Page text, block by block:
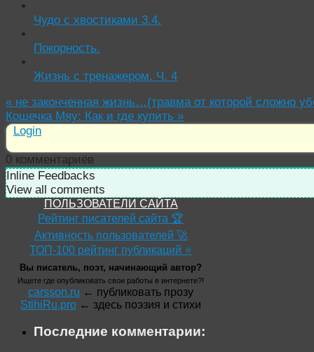
Чудо с хвостиками 3.4.
Покорность.
Жизнь с тренажером. Ч. 4
« не законченная жизнь…(травма от которой сложно
Кошечка Мяу: Как и где купить »
Login
0 комментариев
Inline Feedbacks
View all comments
ПОЛЬЗОВАТЕЛИ САЙТА
Рейтинг писателей сайта 🏆
Активность пользователей 🚀
ТОП-100 рейтинг публикаций ⭐
Вы писатель, поэт, начинающий автор?
Ищете где опубликовать свои работы в интернете?!
carsson.ru ← публиковать прозу
StihiRu.pro ← здесь поэзия и стихи
Последние комментарии: